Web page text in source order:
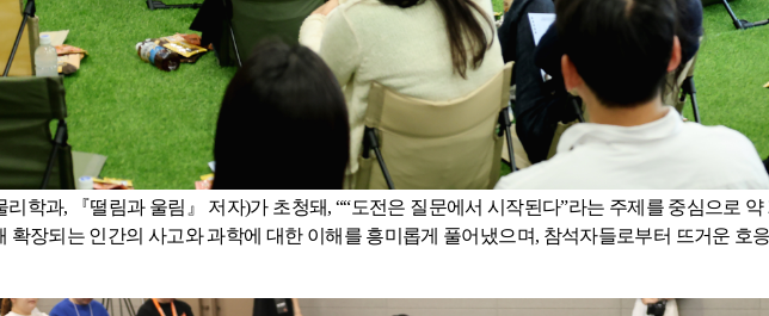
리학과, 『떨림과 울림』 저자)가 초청돼,““도전은 질문에서 시작된다”라는 주제를 중심으로 약
확장되는 인간의 사고와 과학에 대한 이해를 흥미롭게 풀어냈으며, 참석자들로부터 뜨거운 호